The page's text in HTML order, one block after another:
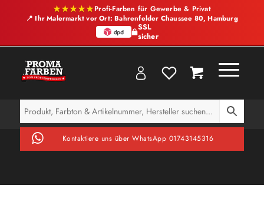
★★★★★Profi-Farben für Gewerbe & Privat
📍 Ihr Malermarkt vor Ort: Bahrenfelder Chaussee 80, Hamburg
SSL
sicher
Kontaktiere uns über WhatsApp 01743145316